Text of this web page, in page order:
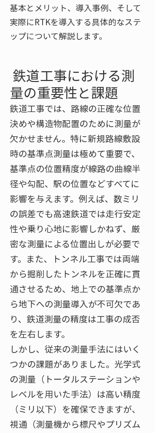
基本とメリット、導入事例、そして
実際にRTKを導入する具体的なステ
ップについて解説します。
鉄道工事における測
量の重要性と課題
鉄道工事では、路線の正確な位置
決めや構造物配置のために測量が
欠かせません。特に新規路線敷設
時の基準点測量は極めて重要で、
基準点の位置精度が線路の曲線半
径や勾配、駅の位置などすべてに
影響を与えます。例えば、数ミリ
の誤差でも高速鉄道では走行安定
性や乗り心地に影響しかねず、厳
密な測量による位置出しが必要で
す。また、トンネル工事では両端
から掘削したトンネルを正確に貫
通させるため、地上での基準点か
ら地下への測量導入が不可欠であ
り、鉄道測量の精度は工事の成否
を左右します。
しかし、従来の測量手法にはいく
つかの課題がありました。光学式
の測量（トータルステーションや
レベルを用いた手法）は高い精度
（ミリ以下）を確保できますが、
視通（測量機から標尺やプリズム